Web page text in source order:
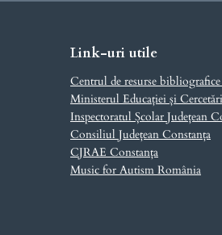
Link-uri utile
Centrul de resurse
Ministerul Educației și
Inspectoratul Școlar Județean
Consiliul Județean Constanța
CJRAE Constanța
Music for Autism România